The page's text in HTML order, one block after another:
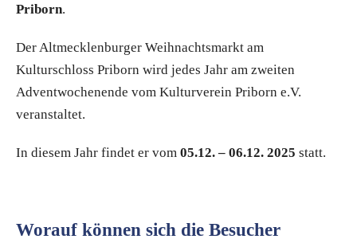
Priborn.
Der Altmecklenburger Weihnachtsmarkt am
Kulturschloss Priborn wird jedes Jahr am zweiten
Adventwochenende vom Kulturverein Priborn e.V.
veranstaltet.
In diesem Jahr findet er vom 05.12. – 06.12. 2025 statt.
Worauf können sich die Besucher